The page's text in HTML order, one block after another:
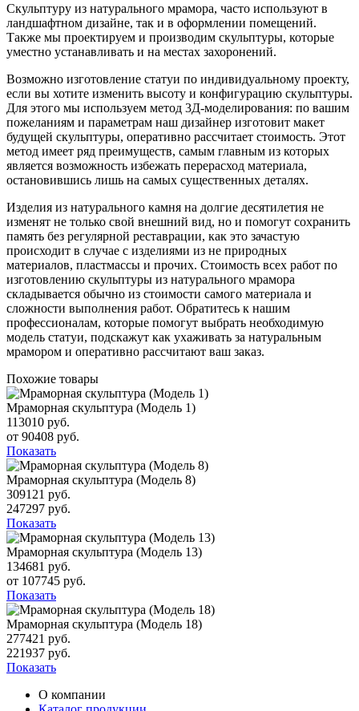
Скульптуру из натурального мрамора, часто используют в
ландшафтном дизайне, так и в оформлении помещений.
Также мы проектируем и производим скульптуры, которые
уместно устанавливать и на местах захоронений.
Возможно изготовление статуи по индивидуальному проекту,
если вы хотите изменить высоту и конфигурацию скульптуры.
Для этого мы используем метод 3Д-моделирования: по вашим
пожеланиям и параметрам наш дизайнер изготовит макет
будущей скульптуры, оперативно рассчитает стоимость. Этот
метод имеет ряд преимуществ, самым главным из которых
является возможность избежать перерасход материала,
остановившись лишь на самых существенных деталях.
Изделия из натурального камня на долгие десятилетия не
изменят не только свой внешний вид, но и помогут сохранить
память без регулярной реставрации, как это зачастую
происходит в случае с изделиями из не природных
материалов, пластмассы и прочих. Стоимость всех работ по
изготовлению скульптуры из натурального мрамора
складывается обычно из стоимости самого материала и
сложности выполнения работ. Обратитесь к нашим
профессионалам, которые помогут выбрать необходимую
модель статуи, подскажут как ухаживать за натуральным
мрамором и оперативно рассчитают ваш заказ.
Похожие товары
Мраморная скульптура (Модель 1)
113010 руб.
от 90408 руб.
Показать
Мраморная скульптура (Модель 8)
309121 руб.
247297 руб.
Показать
Мраморная скульптура (Модель 13)
134681 руб.
от 107745 руб.
Показать
Мраморная скульптура (Модель 18)
277421 руб.
221937 руб.
Показать
О компании